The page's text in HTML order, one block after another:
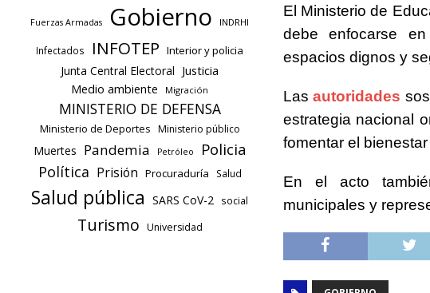
El Ministerio de
debe enfocarse
espacios dignos y
Lasautoridades
estrategia nacional
fomentar el
En el acto
municipales y
Fuerzas Armadas Gobierno INDRHI
Infectados INFOTEP Interior y policia
Junta Central Electoral Justicia
Medio ambiente Migración
MINISTERIO DE DEFENSA
Ministerio de Deportes Ministerio público
Muertes Pandemia Petróleo Policia
Política Prisión Procuraduría Salud
Salud pública SARS CoV-2 social
Turismo Universidad